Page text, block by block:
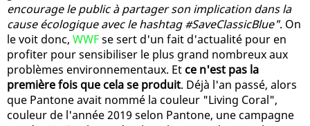
encourage le public à partager son implication dans la
cause écologique avec le hashtag #SaveClassicBlue". On
le voit donc, WWFse sert d'un fait d'actualité pour en
profiter pour sensibiliser le plus grand nombreux aux
problèmes environnementaux. Et ce n'est pas la
première fois que cela se produit. Déjà l'an passé, alors
que Pantone avait nommé la couleur "Living Coral",
couleur de l'année 2019 selon Pantone, une campagne